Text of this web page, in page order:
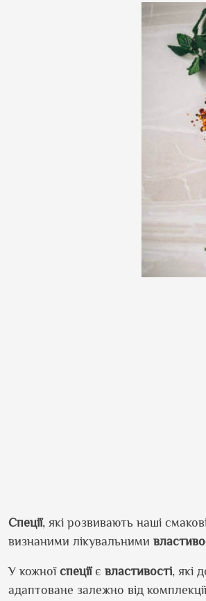
Спеції, які розвивають наші
визнаними лікувальними
У кожної спеціїє властивості, які
адаптоване залежно від